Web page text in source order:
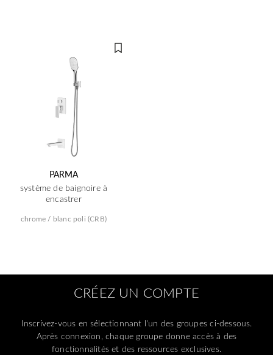
PARMA
système de baignoire à
encastrer
chrome / blanc poli (CRB)
CRÉEZ UN COMPTE
Inscrivez-vous en sélectionnant l'un des groupes ci-dessous.
Après connexion, chaque groupe donne accès à des
fonctionnalités et des ressources exclusives.